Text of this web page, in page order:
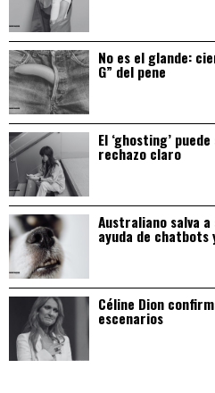
No es el glande:
G” del pene
El ‘ghosting’
rechazo claro
Australiano salva
ayuda de
Céline Dion
escenarios